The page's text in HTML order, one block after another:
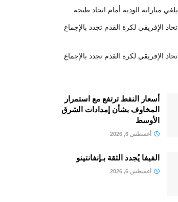
مباراته الودية أمام اتحاد طنجة
الإفريقي لكرة القدم تجدد بالإجماع
الإفريقي لكرة القدم تجدد بالإجماع
أسعار النفط ترتفع مع استمرار
المخاوف بشأن إمدادات الشرق
الأوسط
أغسطس 6, 2026
الفيفا يُجدد الثقة بـإنفانتينو
أغسطس 6, 2026